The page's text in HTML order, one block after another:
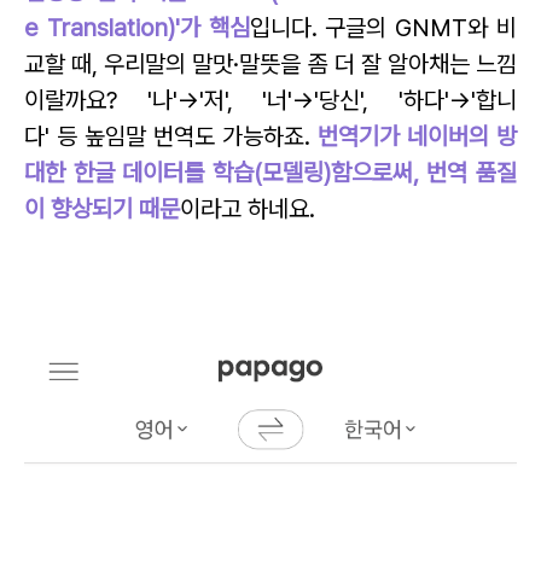
e Translation)'가 핵심입니다.구글의 GNMT와 비
교할 때, 우리말의 말맛·말뜻을 좀 더 잘 알아채는 느낌
이랄까요? '나'→'저', '너'→'당신', '하다'→'합니
다' 등 높임말 번역도 가능하죠. 번역기가 네이버의 방
대한 한글 데이터를 학습(모델링)함으로써, 번역 품질
이 향상되기 때문이라고 하네요.